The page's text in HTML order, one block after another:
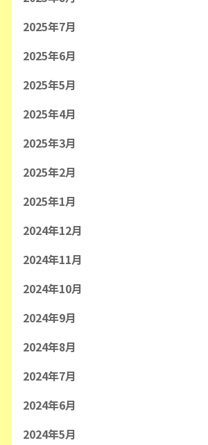
2025年7月
2025年6月
2025年5月
2025年4月
2025年3月
2025年2月
2025年1月
2024年12月
2024年11月
2024年10月
2024年9月
2024年8月
2024年7月
2024年6月
2024年5月